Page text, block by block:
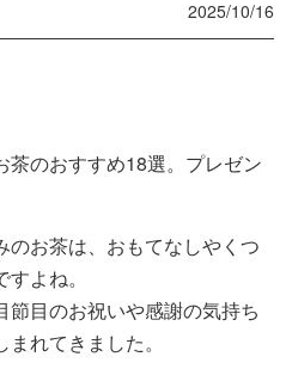
2025/10/16
のおすすめ18選。プレゼン
お茶は、おもてなしやくつ
よね。
目のお祝いや感謝の気持ち
れてきました。